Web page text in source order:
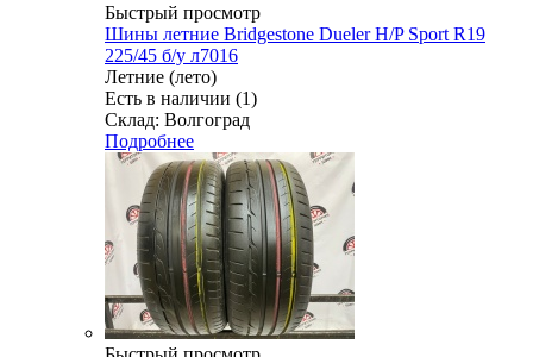
Быстрый просмотр
Шины летние Bridgestone Dueler H/P Sport R19
225/45 б/у л7016
Летние (лето)
Есть в наличии (1)
Склад: Волгоград
Подробнее